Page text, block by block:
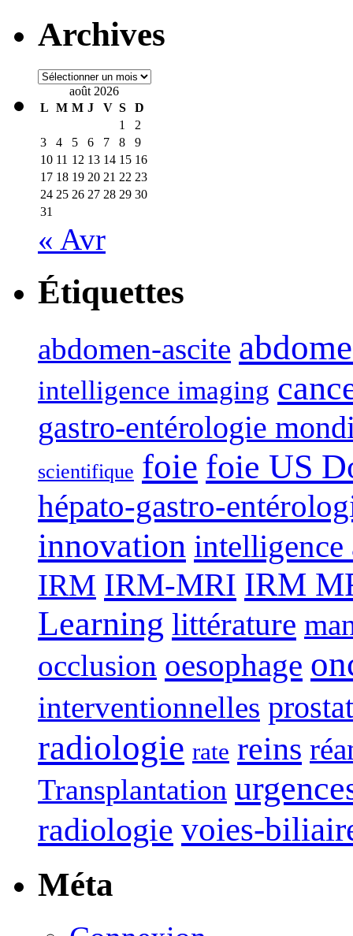
Archives
Archives
août 2026
L M M J V S
D
1
2
3
4 5 6 7 8
9
10 11 12 13 14 15 16
17 18 19 20 21 22 23
24 25 26 27 28 29 30
31
« Avr
Étiquettes
abdomen-ascite
intelligence imaging
gastro-entérologie
scientifique foie foie US
hépato-gastro-
innovation
IRM IRM-MRI IRM
Learning littérature
occlusion oesophage
interventionnelles
radiologie rate reins
Transplantation
radiologie voies-
Méta